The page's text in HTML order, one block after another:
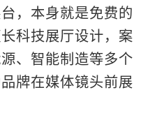
，本身就是免费的
科技展厅设计，案
、智能制造等多个
牌在媒体镜头前展